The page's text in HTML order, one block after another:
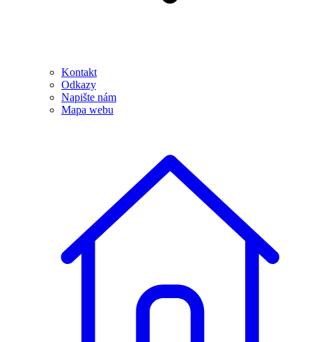
Kontakt
Odkazy
Napište nám
Mapa webu